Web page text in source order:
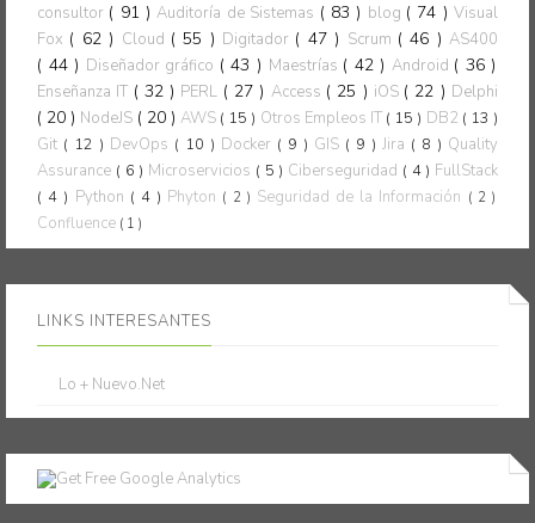
consultor ( 91 )Auditoría de Sistemas ( 83 ) blog ( 74 )Visual
Fox ( 62 ) Cloud ( 55 ) Digitador ( 47 ) Scrum ( 46 ) AS400
( 44 ) Diseñador gráfico ( 43 ) Maestrías ( 42 ) Android ( 36 )
Enseñanza IT ( 32 ) PERL ( 27 ) Access ( 25 ) iOS ( 22 ) Delphi
( 20 ) NodeJS ( 20 )AWS ( 15 ) Otros Empleos IT ( 15 ) DB2 ( 13 )
Git ( 12 ) DevOps ( 10 ) Docker ( 9 ) GIS ( 9 ) Jira ( 8 ) Quality
Assurance ( 6 ) Microservicios ( 5 ) Ciberseguridad ( 4 ) FullStack
( 4 ) Python ( 4 ) Phyton ( 2 ) Seguridad de la Información ( 2 )
Confluence ( 1 )
LINKS INTERESANTES
Lo + Nuevo.Net